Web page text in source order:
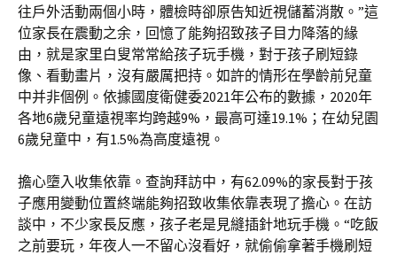
往戶外活動兩個小時，體檢時卻原告知近視儲蓄消散。”這
位家長在震動之余，回憶了能夠招致孩子目力降落的緣
由，就是家里白叟常常給孩子玩手機，對于孩子刷短錄
像、看動畫片，沒有嚴厲把持。如許的情形在學齡前兒童
中并非個例。依據國度衛健委2021年公布的數據，2020年
各地6歲兒童遠視率均跨越9%，最高可達19.1%；在幼兒園
6歲兒童中，有1.5%為高度遠視。
擔心墮入收集依靠。查詢拜訪中，有62.09%的家長對于孩
子應用變動位置終端能夠招致收集依靠表現了擔心。在訪
談中，不少家長反應，孩子老是見縫插針地玩手機。“吃飯
之前要玩，年夜人一不留心沒看好，就偷偷拿著手機刷短